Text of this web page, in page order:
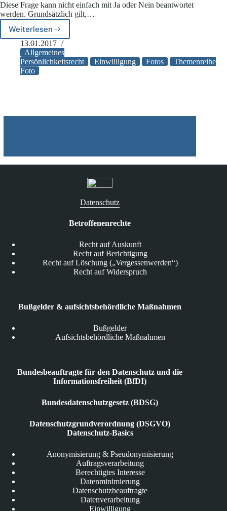
Diese Frage kann nicht einfach mit Ja oder Nein beantwortet
werden. Grundsätzlich gilt,…
Weiterlesen
Verletzen
Fotos
das
allgemeine
Persönlichkeitsrecht?
13.01.2017
Allgemeines
Persönlichkeitsrecht
Einwilligung Fotos
Themenreihe
Foto
Datenschutz
Betroffenenrechte
Recht auf Auskunft
Recht auf Berichtigung
Recht auf Löschung („Vergessenwerden“)
Recht auf Widerspruch
Bußgelder & aufsichtsbehördliche Maßnahmen
Bußgelder
Aufsichtsbehördliche Maßnahmen
Bundesbeauftragte für den Datenschutz und die
Informationsfreiheit (BfDI)
Bundesdatenschutzgesetz (BDSG)
Datenschutzgrundverordnung (DSGVO)
Datenschutz-Basics
Anonymisierung & Pseudonymisierung
Auftragsverarbeitung
Berechtigtes Interesse
Datenminimierung
Datenschutzbeauftragte
Datenverarbeitung
Einwilligung